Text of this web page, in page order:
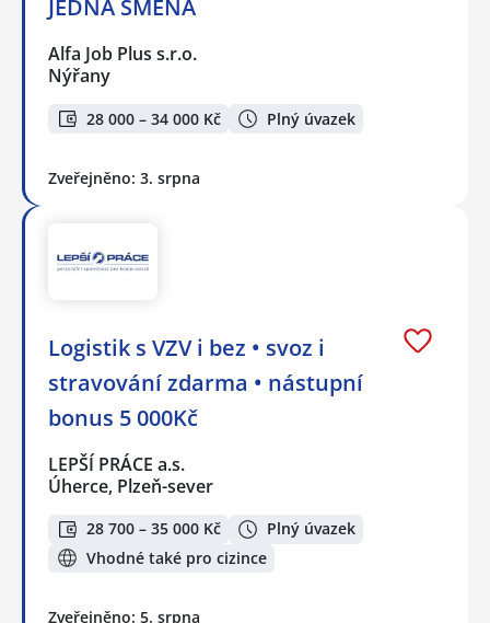
JEDNA SMĚNA
Alfa Job Plus s.r.o.
Nýřany
28 000 – 34 000 Kč Plný úvazek
Zveřejněno: 3. srpna
Logistik s VZV i bez • svoz i
stravování zdarma • nástupní
bonus 5 000Kč
LEPŠÍ PRÁCE a.s.
Úherce, Plzeň-sever
28 700 – 35 000 Kč
Plný úvazek
Vhodné také pro cizince
Zveřejněno: 5. srpna